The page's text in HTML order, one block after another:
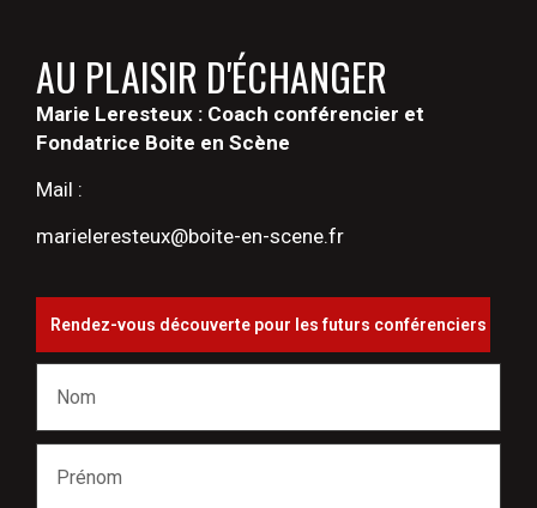
AU PLAISIR D'ÉCHANGER
Marie Leresteux : Coach conférencier et
Fondatrice Boite en Scène
Mail :
marieleresteux@boite-en-scene.fr
Rendez-vous découverte pour les futurs conférenciers